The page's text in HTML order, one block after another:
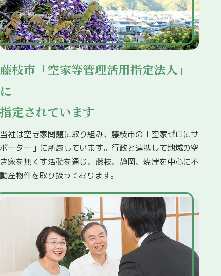
藤枝市「空家等管理活用指定法人」
に
指定されています
当社は空き家問題に取り組み、藤枝市の「空家ゼロにサ
ポーター」に所属しています。行政と連携して地域の空
き家を無くす活動を通じ、藤枝、静岡、焼津を中心に不
動産物件を取り扱っております。